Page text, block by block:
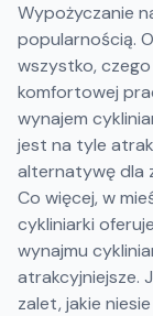
Wypożyczanie
popularnością.
wszystko,
komfortowej
wynajem
jest na tyle
alternatywę dla
Co więcej, w
cykliniarki
wynajmu
atrakcyjniejsze.
zalet, jakie